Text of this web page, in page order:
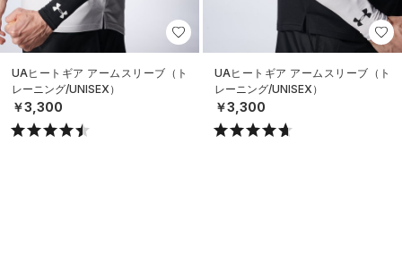
UAヒートギア アームスリーブ（ト
レーニング/UNISEX）
￥3,300
UAヒートギア アームスリーブ（ト
レーニング/UNISEX）
￥3,300